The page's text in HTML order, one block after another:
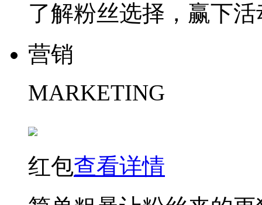
了解粉丝选择，赢下
营销
MARKETING
红包查看详情